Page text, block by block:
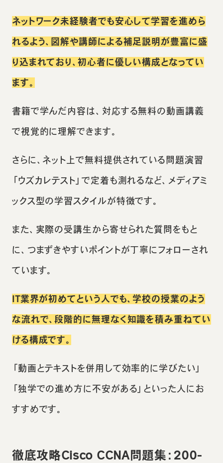
ネットワーク未経験者でも安心して学習を進めら
れるよう、図解や講師による補足説明が豊富に盛
り込まれており、初心者に優しい構成となってい
ます。
書籍で学んだ内容は、対応する無料の動画講義
で視覚的に理解できます。
さらに、ネット上で無料提供されている問題演習
「ウズカレテスト」で定着も測れるなど、メディアミ
ックス型の学習スタイルが特徴です。
また、実際の受講生から寄せられた質問をもと
に、つまずきやすいポイントが丁寧にフォローされ
ています。
IT業界が初めてという人でも、学校の授業のよう
な流れで、段階的に無理なく知識を積み重ねてい
ける構成です。
「動画とテキストを併用して効率的に学びたい」
「独学での進め方に不安がある」といった人にお
すすめです。
徹底攻略Cisco CCNA問題集：200-